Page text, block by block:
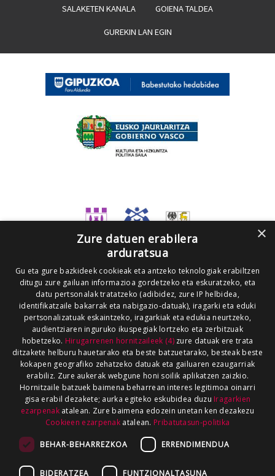
SALAKETEN KANALA GOIENA TALDEA
GUREKIN LAN EGIN
×
Zure datuen erabilera
arduratsua
Gu eta gure bazkideek cookieak eta antzeko teknologiak erabiltzen
ditugu zure gailuan informazioa gordetzeko eta eskuratzeko, eta
datu pertsonalak tratatzeko (adibidez, zure IP helbidea,
identifikatzaile bakarrak eta nabigazio-datuak), iragarki eta eduki
pertsonalizatuak eskaintzeko, iragarkiak eta edukia neurtzeko,
audientziaren inguruko ikuspegiak lortzeko eta zerbitzuak
hobetzeko. Hirugarrenen hornitzaileek (4)zure datuak ere trata
ditzakete helburu hauetarako eta beste batzuetarako, besteak beste
kokapen geografiko zehatzeko datuak eta gailuaren ezaugarriak
erabiliz. Zure aukerak webgune honi soilik aplikatzen zaizkio.
Hornitzaile batzuek baimena beharrean interes legitimoa oinarri
gisa erabil dezakete; aurka egiteko eskubidea duzu Iragarkien
ezarpenakatalean. Zure baimena edozein unetan ken dezakezu
Cookieen ezarpenak atalean. Pribatutasun-politika
BEHAR-BEHARREZKOA ERRENDIMENDUA
BIDERATZEA FUNTZIONALTASUNA